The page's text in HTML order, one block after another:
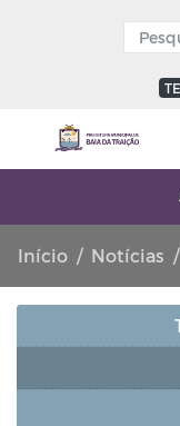
Início Notícias